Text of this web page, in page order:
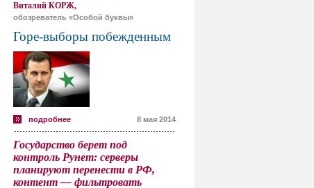
Виталий КОРЖ,
обозреватель «Особой буквы»
Горе-выборы побежденным
подробнее 8 мая 2014
Государство берет под
контроль Рунет: серверы
планируют перенести в РФ,
контент — фильтровать